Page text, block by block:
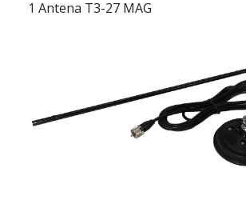
1 Antena T3-27 MAG